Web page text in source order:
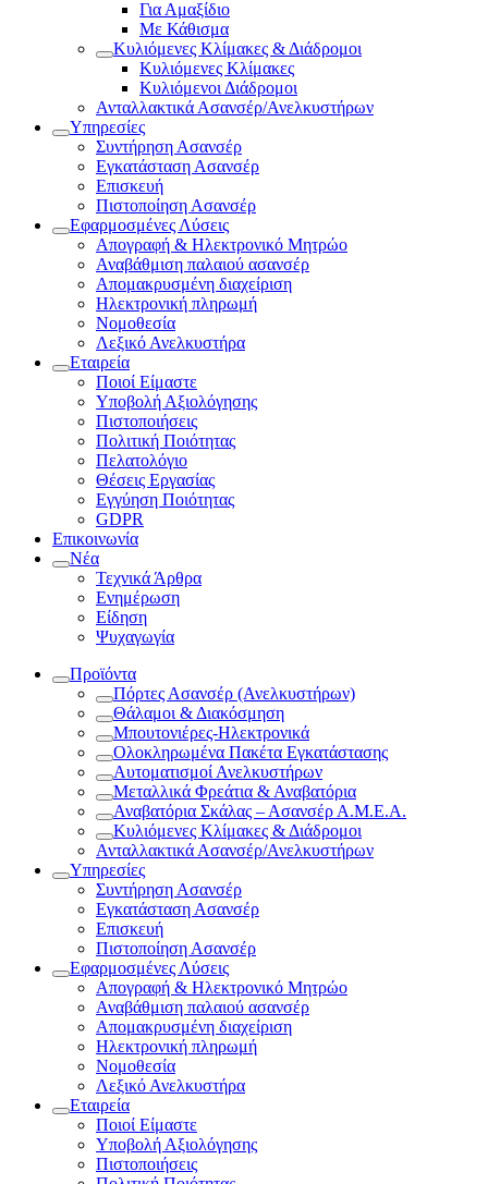
Για Αμαξίδιο
Με Κάθισμα
Κυλιόμενες Κλίμακες & Διάδρομοι
Κυλιόμενες Κλίμακες
Κυλιόμενοι Διάδρομοι
Ανταλλακτικά Ασανσέρ/Ανελκυστήρων
Υπηρεσίες
Συντήρηση Ασανσέρ
Εγκατάσταση Ασανσέρ
Επισκευή
Πιστοποίηση Ασανσέρ
Εφαρμοσμένες Λύσεις
Απογραφή & Ηλεκτρονικό Μητρώο
Αναβάθμιση παλαιού ασανσέρ
Απομακρυσμένη διαχείριση
Ηλεκτρονική πληρωμή
Νομοθεσία
Λεξικό Ανελκυστήρα
Εταιρεία
Ποιοί Είμαστε
Υποβολή Αξιολόγησης
Πιστοποιήσεις
Πολιτική Ποιότητας
Πελατολόγιο
Θέσεις Εργασίας
Εγγύηση Ποιότητας
GDPR
Επικοινωνία
Νέα
Τεχνικά Άρθρα
Ενημέρωση
Είδηση
Ψυχαγωγία
Προϊόντα
Πόρτες Ασανσέρ (Ανελκυστήρων)
Θάλαμοι & Διακόσμηση
Μπουτονιέρες-Ηλεκτρονικά
Ολοκληρωμένα Πακέτα Εγκατάστασης
Αυτοματισμοί Ανελκυστήρων
Μεταλλικά Φρεάτια & Αναβατόρια
Αναβατόρια Σκάλας – Ασανσέρ Α.Μ.Ε.Α.
Κυλιόμενες Κλίμακες & Διάδρομοι
Ανταλλακτικά Ασανσέρ/Ανελκυστήρων
Υπηρεσίες
Συντήρηση Ασανσέρ
Εγκατάσταση Ασανσέρ
Επισκευή
Πιστοποίηση Ασανσέρ
Εφαρμοσμένες Λύσεις
Απογραφή & Ηλεκτρονικό Μητρώο
Αναβάθμιση παλαιού ασανσέρ
Απομακρυσμένη διαχείριση
Ηλεκτρονική πληρωμή
Νομοθεσία
Λεξικό Ανελκυστήρα
Εταιρεία
Ποιοί Είμαστε
Υποβολή Αξιολόγησης
Πιστοποιήσεις